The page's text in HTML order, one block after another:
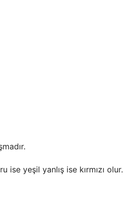
ise yeşil yanlış ise kırmızı olur.